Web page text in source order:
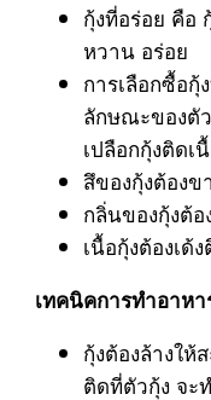
กุ้งที่อร่อย คือ
หวาน อร่อย
การเลือกซื้อกุ้
ลักษณะของตั
เปลือกกุ้งติดเ
สึของกุ้งต้อง
กลิ่นของกุ้งต้
เนื้อกุ้งต้องเด้ง
เทคนิคการทำอาหา
กุ้งต้องล้างให้
ติดที่ตัวกุ้ง จะ